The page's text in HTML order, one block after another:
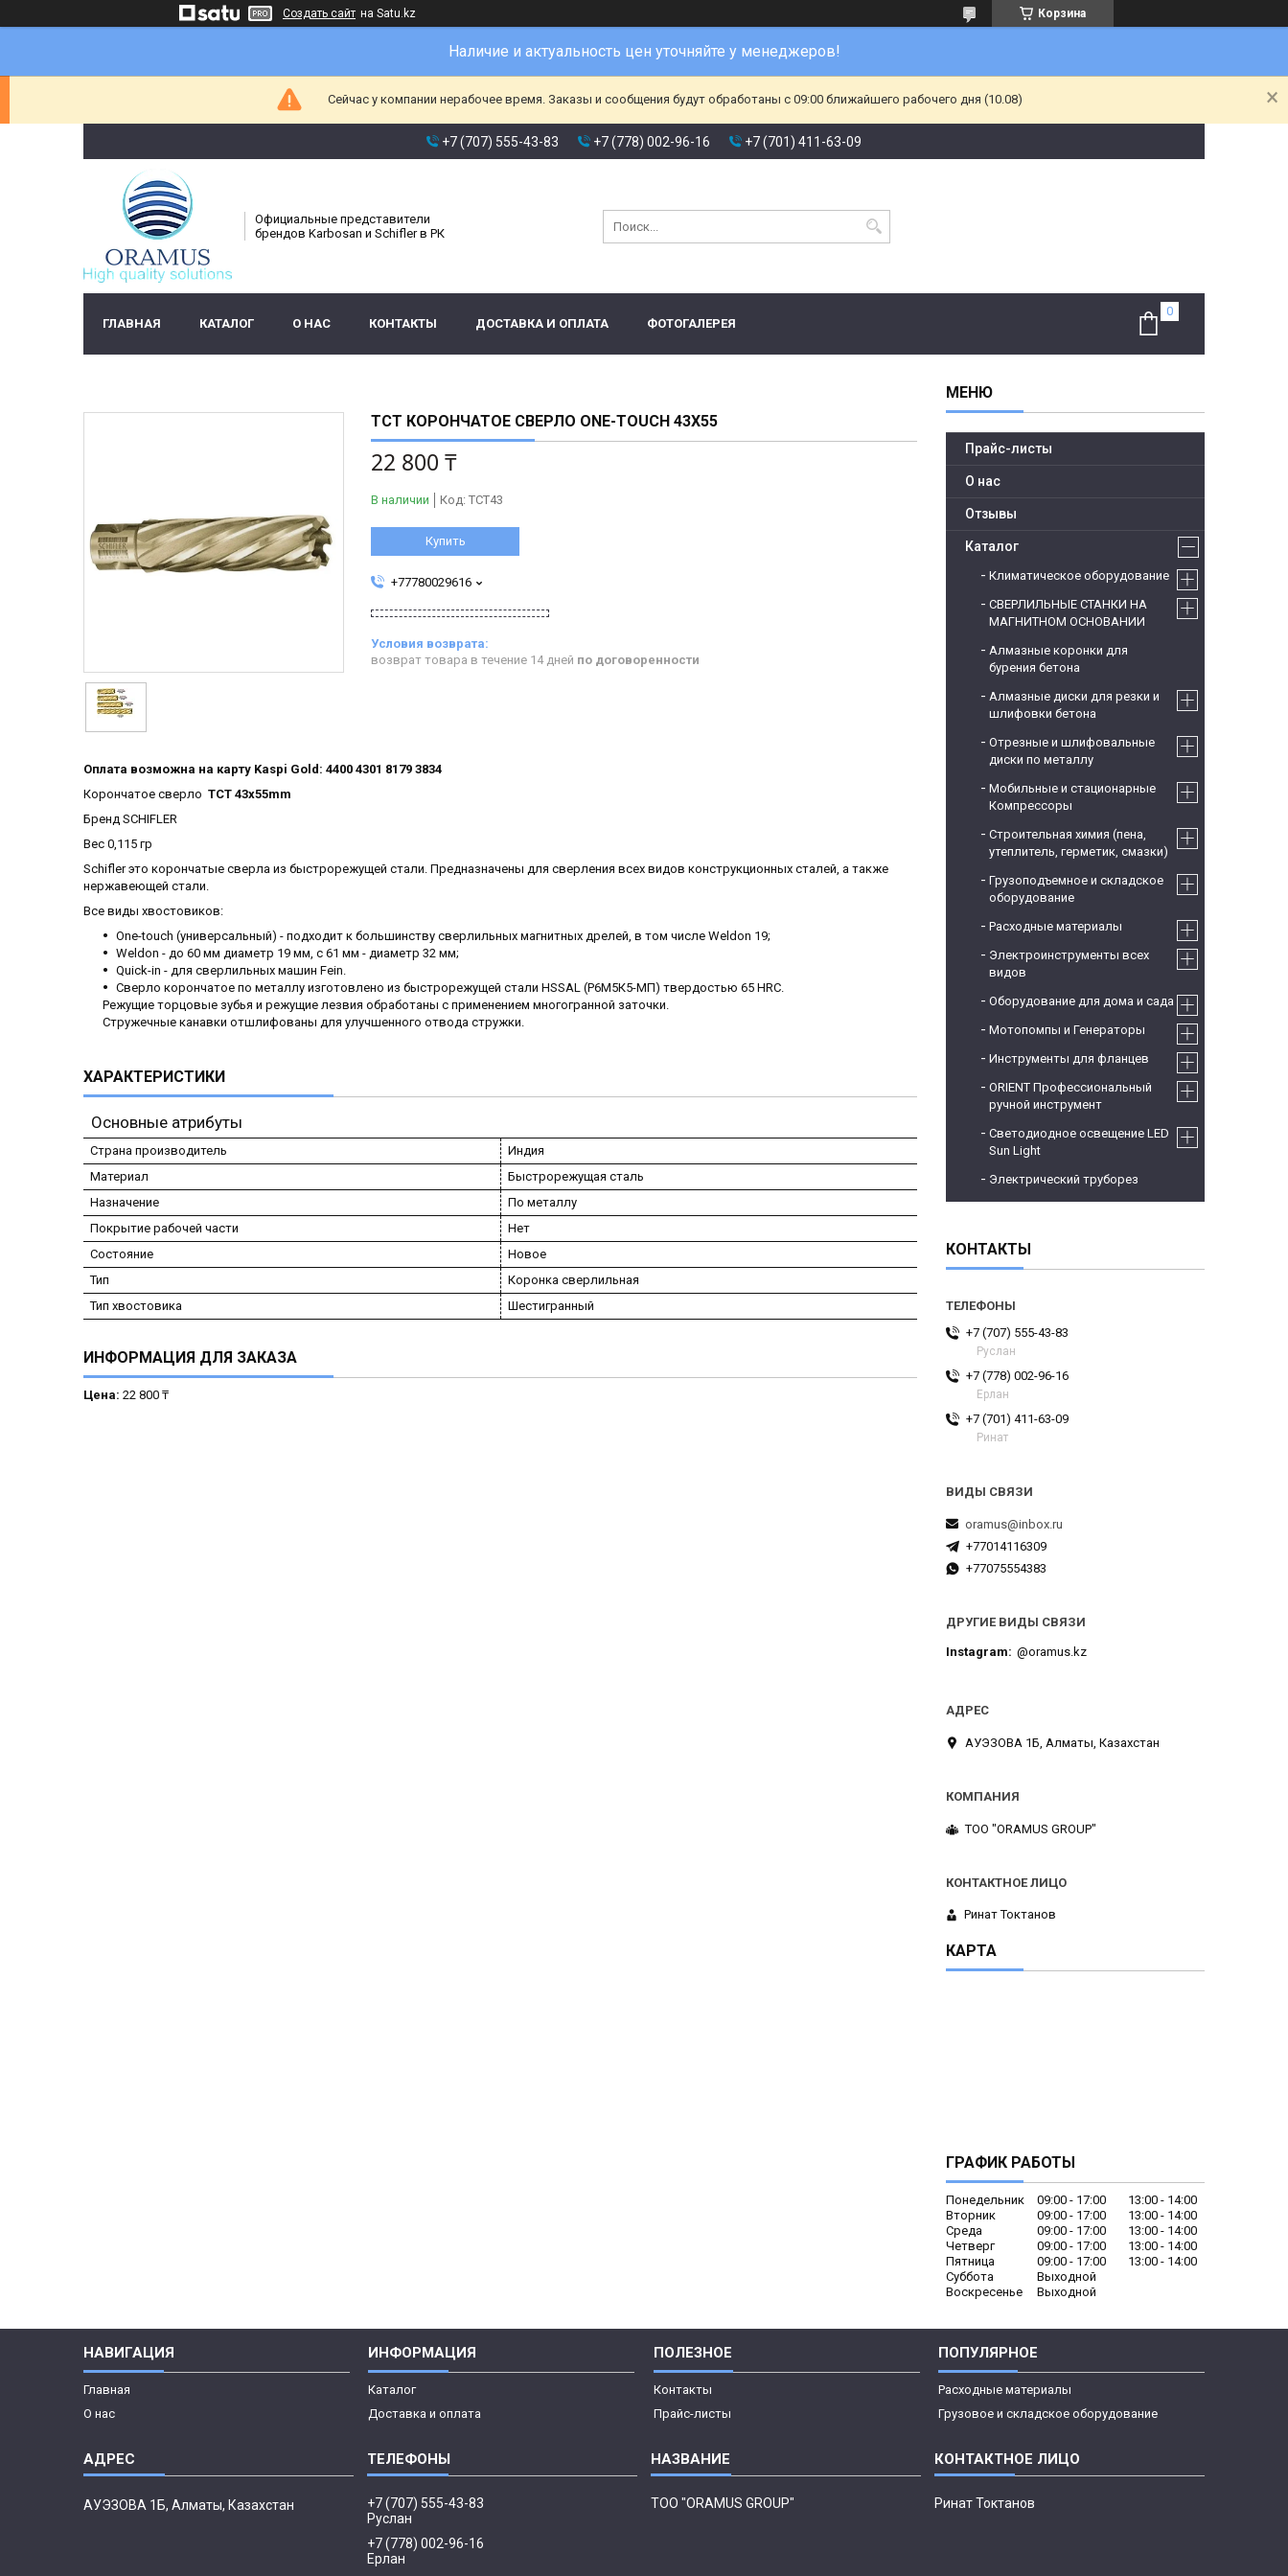
Создать сайт на Satu.kz Корзина
Наличие и актуальность цен уточняйте у менеджеров!
Сейчас у компании нерабочее время. Заказы и сообщения будут обработаны с 09:00 ближайшего рабочего дня (10.08)
+7 (707) 555-43-83 +7 (778) 002-96-16 +7 (701) 411-63-09
Официальные представители
брендов Karbosan и Schifler в РК
ГЛАВНАЯ КАТАЛОГ О НАС КОНТАКТЫ ДОСТАВКА И ОПЛАТА ФОТОГАЛЕРЕЯ
TCT КОРОНЧАТОЕ СВЕРЛО ONE-TOUCH 43Х55
22 800 ₸
В наличии Код: ТСТ43
Купить
+77780029616
возврат товара в течение 14 дней по договоренности
Оплата возможна на карту Kaspi Gold: 4400 4301 8179 3834
Корончатое сверло ТСТ 43х55mm
Бренд SCHIFLER
Вес 0,115 гр
Schifler это корончатые сверла из быстрорежущей стали. Предназначены для сверления всех видов конструкционных сталей, а также
нержавеющей стали.
Все виды хвостовиков:
One-touch (универсальный) - подходит к большинству сверлильных магнитных дрелей, в том числе Weldon 19;
Weldon - до 60 мм диаметр 19 мм, с 61 мм - диаметр 32 мм;
Quick-in - для сверлильных машин Fein.
Сверло корончатое по металлу изготовлено из быстрорежущей стали HSSAL (Р6М5К5-МП) твердостью 65 HRC.
Режущие торцовые зубья и режущие лезвия обработаны с применением многогранной заточки.
Стружечные канавки отшлифованы для улучшенного отвода стружки.
ХАРАКТЕРИСТИКИ
Основные атрибуты
Страна производитель
Индия
Материал
Быстрорежущая сталь
Назначение
По металлу
Покрытие рабочей части
Нет
Состояние
Новое
Тип
Коронка сверлильная
Тип хвостовика
Шестигранный
ИНФОРМАЦИЯ ДЛЯ ЗАКАЗА
Цена: 22 800 ₸
Прайс-листы
О нас
Отзывы
Каталог
Климатическое оборудование
СВЕРЛИЛЬНЫЕ СТАНКИ НА
МАГНИТНОМ ОСНОВАНИИ
Алмазные коронки для
бурения бетона
Алмазные диски для резки и
шлифовки бетона
Отрезные и шлифовальные
диски по металлу
Мобильные и стационарные
Компрессоры
Строительная химия (пена,
утеплитель, герметик, смазки)
Грузоподъемное и складское
оборудование
Расходные материалы
Электроинструменты всех
видов
Оборудование для дома и сада
Мотопомпы и Генераторы
Инструменты для фланцев
ORIENT Профессиональный
ручной инструмент
Светодиодное освещение LED
Sun Light
Электрический труборез
КОНТАКТЫ
+7 (707) 555-43-83
Руслан
+7 (778) 002-96-16
Ерлан
+7 (701) 411-63-09
Ринат
oramus@inbox.ru
+77014116309
+77075554383
ДРУГИЕ ВИДЫ СВЯЗИ
Instagram @oramus.kz
АУЭЗОВА 1Б, Алматы, Казахстан
ТОО "ORAMUS GROUP"
Ринат Токтанов
КАРТА
ГРАФИК РАБОТЫ
Понедельник 09:00 17:00 13:00
14:00
Вторник
09:00 17:00 13:00
14:00
Среда
09:00 17:00 13:00
14:00
Четверг
09:00 17:00 13:00
14:00
Пятница
09:00 17:00 13:00
14:00
Суббота
Выходной
Воскресенье
Выходной
НАВИГАЦИЯ
Главная
О нас
ИНФОРМАЦИЯ
Каталог
Доставка и оплата
ПОЛЕЗНОЕ
Контакты
Прайс-листы
ПОПУЛЯРНОЕ
Расходные материалы
Грузовое и складское оборудование
АУЭЗОВА 1Б, Алматы, Казахстан
+7 (707) 555-43-83
Руслан
+7 (778) 002-96-16
Ерлан
ТОО "ORAMUS GROUP" Ринат Токтанов